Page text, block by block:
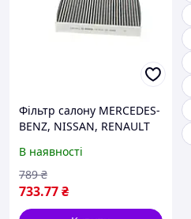
Фільтр салону MERCEDES-
BENZ, NISSAN, RENAULT
В наявності
733.77₴
789 ₴